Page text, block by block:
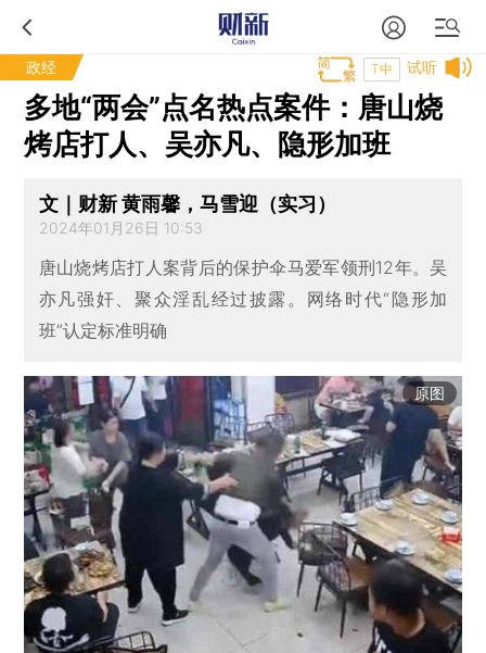
政经 试听
T中
多地“两会”点名热点案件：唐山烧
烤店打人、吴亦凡、隐形加班
文｜财新 黄雨馨，马雪迎（实习）
2024年01月26日 10:53
唐山烧烤店打人案背后的保护伞马爱军领刑12年。吴
亦凡强奸、聚众淫乱经过披露。网络时代“隐形加
班”认定标准明确
原图